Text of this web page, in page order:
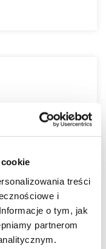
treści
i
o tym, jak
partnerom
lubianej